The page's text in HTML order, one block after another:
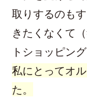
取りするのも
きたくなくて
トショッピン
私にとってオ
た。